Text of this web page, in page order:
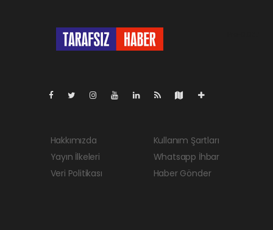
Hakkımızda
Yayın İlkeleri
Veri Politikası
Kullanım Şartları
Whatsapp İhbar
Haber Gönder